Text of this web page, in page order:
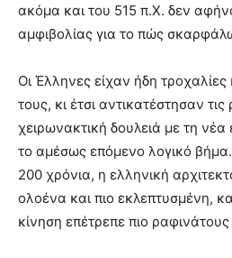
ακόμα και του 515 π.Χ. δεν
αμφιβολίας για το πώς
Οι Έλληνες είχαν ήδη
τους, κι έτσι αντικατέστησαν
χειρωνακτική δουλειά με τη
το αμέσως επόμενο λογικό
200 χρόνια, η ελληνική
ολοένα και πιο εκλεπτυσμένη,
κίνηση επέτρεπε πιο ραφινάτους